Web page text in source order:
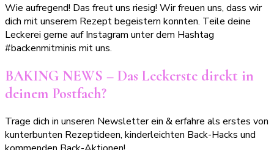
Wie aufregend! Das freut uns riesig! Wir freuen uns, dass wir
dich mit unserem Rezept begeistern konnten. Teile deine
Leckerei gerne auf Instagram unter dem Hashtag
#backenmitminis mit uns.
BAKING NEWS – Das Leckerste direkt in
deinem Postfach?
Trage dich in unseren Newsletter ein & erfahre als erstes von
kunterbunten Rezeptideen, kinderleichten Back-Hacks und